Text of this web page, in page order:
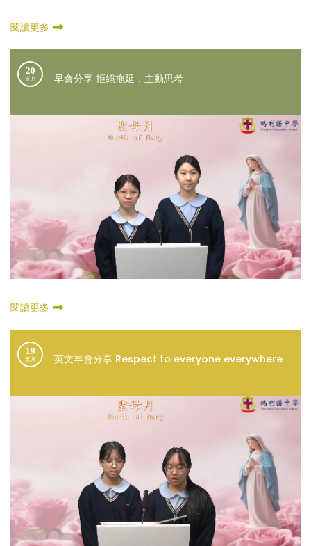
閱讀更多
20
五月 早會分享 拒絕拖延，主動思考
閱讀更多
19
五月 英文早會分享 Respect to everyone everywhere